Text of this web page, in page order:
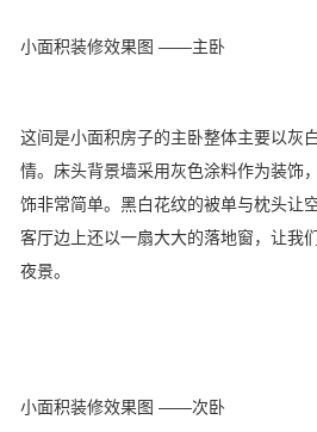
小面积装修效果图 ——主卧
这间是小面积房子的主卧整体主要以灰
情。床头背景墙采用灰色涂料作为装饰
饰非常简单。黑白花纹的被单与枕头让
客厅边上还以一扇大大的落地窗，让我
夜景。
小面积装修效果图 ——次卧